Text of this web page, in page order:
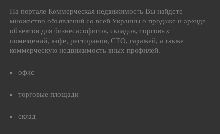
На портале Коммерческая недвижимость Вы найдете
множество объявлений со всей Украины о продаже и аренде
объектов для бизнеса: офисов, складов, торговых
помещений, кафе, ресторанов, СТО, гаражей, а также
коммерческую недвижимость иных профилей.
офис
торговые площади
склад